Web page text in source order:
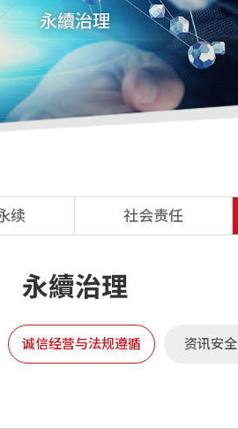
永續治理
续 社会责任
诚信经营与法规遵循 资讯安全